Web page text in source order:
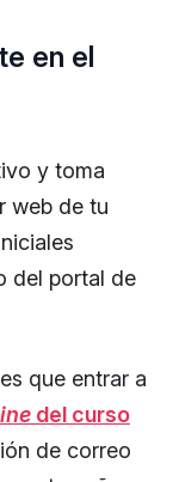
en el
y toma
web de tu
del portal de
que entrar a
del curso
de correo